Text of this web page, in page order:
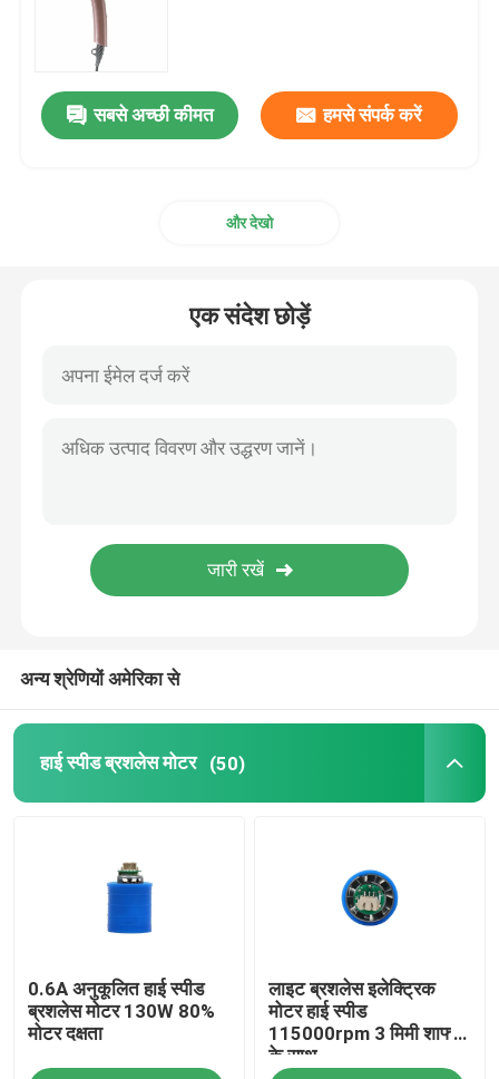
ब्रशलेस ड्राइव मोटर नियंत्रक
हाई स्पीड हेयर ड्रायर
सबसे अच्छी कीमत हमसे संपर्क करें
और देखो
एक संदेश छोड़ें
अन्य श्रेणियों अमेरिका से
हाई स्पीड ब्रशलेस मोटर (50)
0.6A अनुकूलित हाई स्पीड
ब्रशलेस मोटर 130W 80%
मोटर दक्षता
लाइट ब्रशलेस इलेक्ट्रिक
मोटर हाई स्पीड
115000rpm 3 मिमी शाफ्ट
के साथ